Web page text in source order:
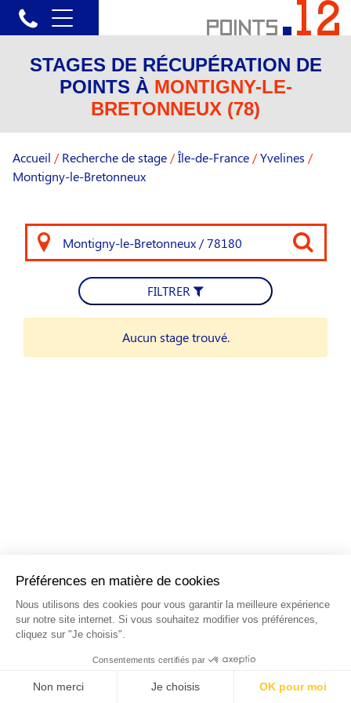
STAGES DE RÉCUPÉRATION DE
POINTS À MONTIGNY-LE-
BRETONNEUX (78)
Accueil / Recherche de stage /Île-de-France /Yvelines /
Montigny-le-Bretonneux
FILTRER
Aucun stage trouvé.
NOS STAGES DANS LES